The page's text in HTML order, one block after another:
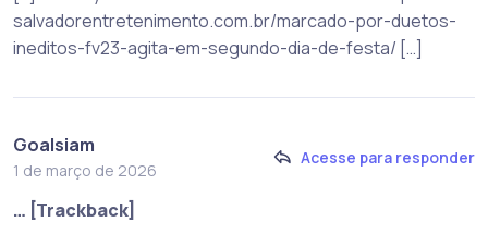
salvadorentretenimento.com.br/marcado-por-duetos-
ineditos-fv23-agita-em-segundo-dia-de-festa/ […]
Goalsiam
1 de março de 2026
Acesse para responder
… [Trackback]